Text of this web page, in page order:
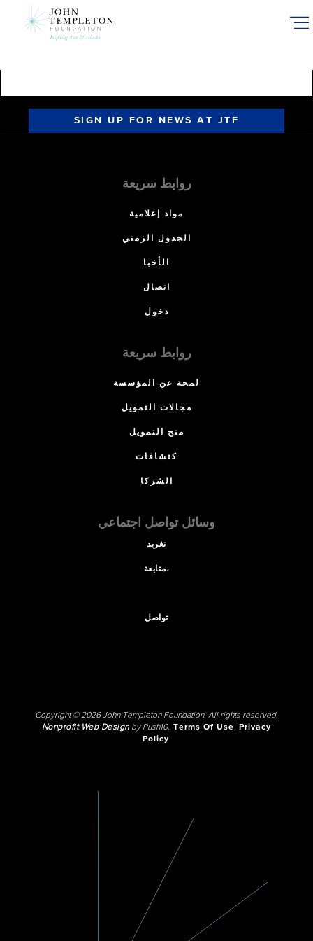
SIGN UP FOR NEWS AT JTF
روابط سريعة
مواد إعلامية
الجدول الزمني
الأخبا
اتصال
دخول
روابط سريعة
لمحة عن المؤسسة
مجالات التمويل
منح التمويل
كتشافات
الشركا
وسائل تواصل اجتماعي
تغريد
متابعة،
تواصل
Copyright © 2026 John Templeton Foundation. All rights reserved.
Nonprofit Web Designby Push10. Terms Of Use
Privacy
Policy